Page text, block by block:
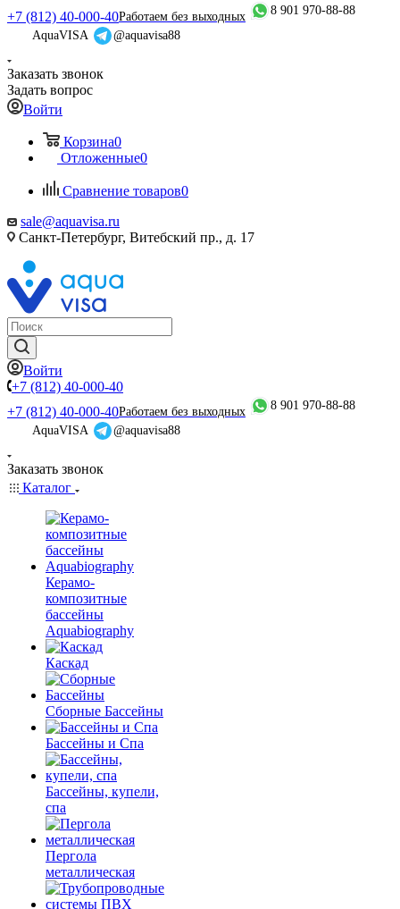
+7 (812) 40-000-40Работаем без выходных
8 901 970-88-88
AquaVISA
@aquavisa88
Заказать звонок
Задать вопрос
Войти
Корзина0
Отложенные0
Сравнение товаров0
sale@aquavisa.ru
Санкт-Петербург, Витебский пр., д. 17
Войти
+7 (812) 40-000-40
+7 (812) 40-000-40Работаем без выходных
8 901 970-88-88
AquaVISA
@aquavisa88
Заказать звонок
Каталог
Керамо-
композитные
бассейны
Aquabiography
Каскад
Сборные Бассейны
Бассейны и Спа
Бассейны, купели,
спа
Пергола
металлическая